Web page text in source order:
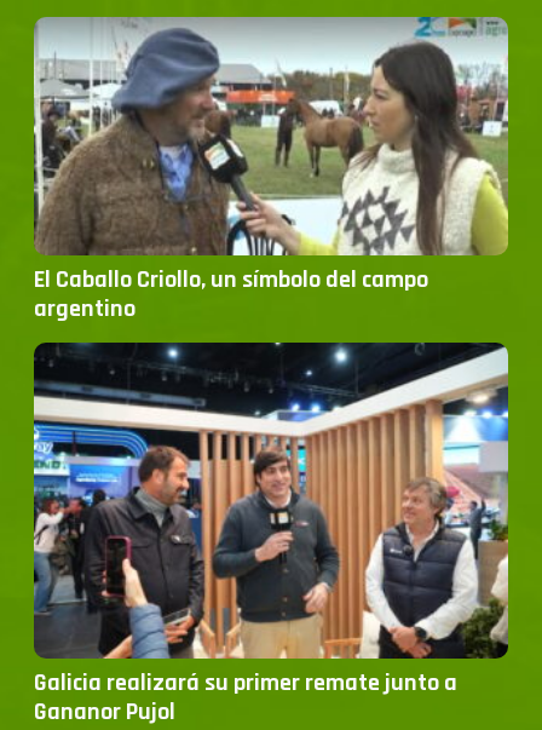
El Caballo Criollo, un símbolo del campo
argentino
Galicia realizará su primer remate junto a
Gananor Pujol